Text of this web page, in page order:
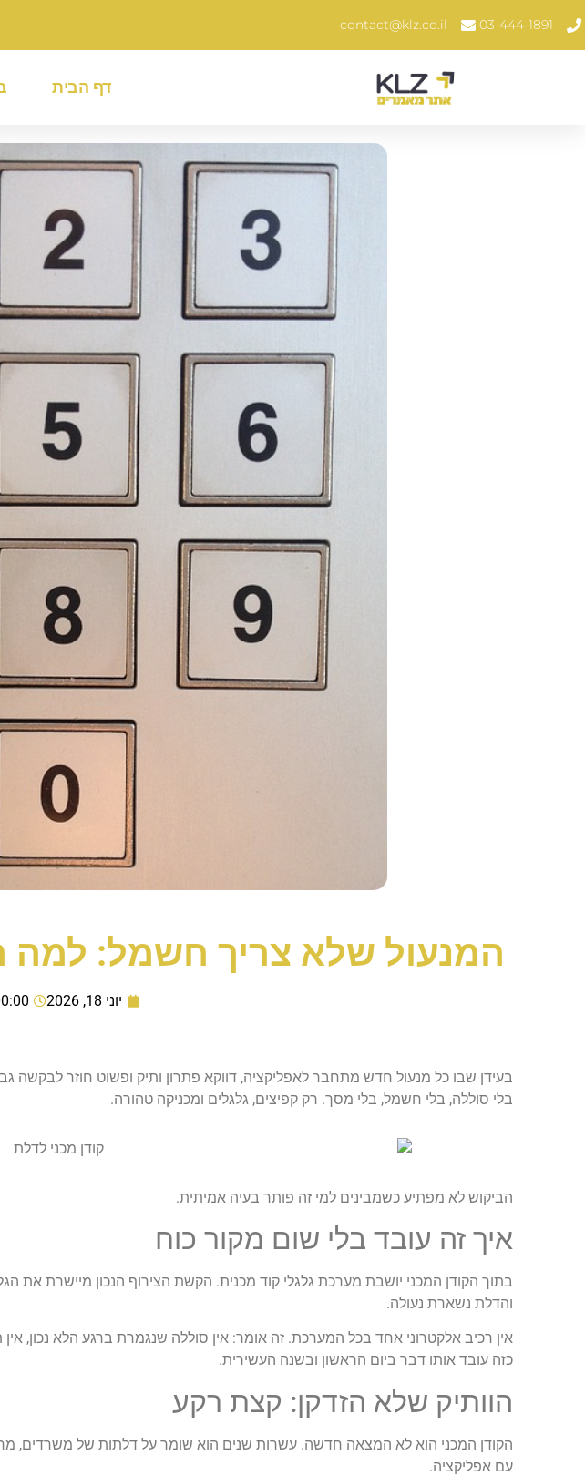
03-444-1891
contact@klz.co.il
דף הבית
המנעול שלא צריך חשמל: למה
יוני 18, 2026
בעידן שבו כל מנעול חדש מתחבר לאפליקציה, דווקא פתרון ותיק ופשוט חוזר
בלי סוללה, בלי חשמל, בלי מסך. רק קפיצים, גלגלים ומכניקה טהורה.
הביקוש לא מפתיע כשמבינים למי זה פותר בעיה אמיתית.
איך זה עובד בלי שום מקור כוח
בתוך הקודן המכני יושבת מערכת גלגלי קוד מכנית. הקשת הצירוף הנכון מיישרת
והדלת נשארת נעולה.
אין רכיב אלקטרוני אחד בכל המערכת. זה אומר: אין סוללה שנגמרת ברגע הלא נכון,
כזה עובד אותו דבר ביום הראשון ובשנה העשירית.
הוותיק שלא הזדקן: קצת רקע
הקודן המכני הוא לא המצאה חדשה. עשרות שנים הוא שומר על דלתות של משרדים,
עם אפליקציה.